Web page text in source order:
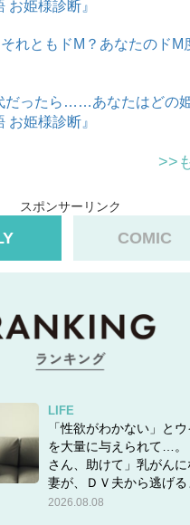
お姫様診断』
それともドM？あなたのドM
だったら……あなたはどの
お姫様診断』
>>
スポンサーリンク
COMIC
LIFE
「性欲がわかない」と
を大量に与えられて…。
さん、助けて」乳がんに
妻が、ＤＶ夫から逃げる
2026.08.08